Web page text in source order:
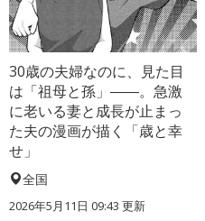
30歳の夫婦なのに、見た目
は「祖母と孫」――。急激
に老いる妻と成長が止まっ
た夫の漫画が描く「歳と幸
せ」
全国
2026年5月11日 09:43 更新